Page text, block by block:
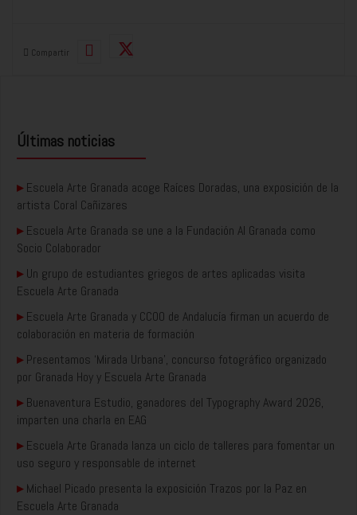
Compartir
Últimas noticias
▸Escuela Arte Granada acoge Raíces Doradas, una exposición de la
artista Coral Cañizares
▸Escuela Arte Granada se une a la Fundación AI Granada como
Socio Colaborador
▸Un grupo de estudiantes griegos de artes aplicadas visita
Escuela Arte Granada
▸Escuela Arte Granada y CCOO de Andalucía firman un acuerdo de
colaboración en materia de formación
▸Presentamos ‘Mirada Urbana’, concurso fotográfico organizado
por Granada Hoy y Escuela Arte Granada
▸Buenaventura Estudio, ganadores del Typography Award 2026,
imparten una charla en EAG
▸Escuela Arte Granada lanza un ciclo de talleres para fomentar un
uso seguro y responsable de internet
▸Michael Picado presenta la exposición Trazos por la Paz en
Escuela Arte Granada